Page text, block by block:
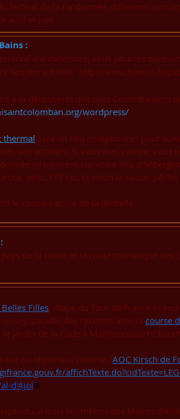
festival de la randonnée, différents
avril et juin.
:
d'architecture, vous pourrez
lieu durant l'été. http://www.luxeuil.fr/
à la découverte des sites
wordpress/
thermal sera un lieu exceptionnel pour
vos activités. Si vous êtes curiste, vous
se trouvent sur votre lieu
vélo, VTT etc. et selon la saison
le conservatoire de la dentelle.
pays de la cerise et la route touristique des
Filles, étape du Tour de France et
paradis des cyclistes avec la course
jardin de la Cude à Mailleroncourt-
ou régionaux comme l'AOC Kirsch de
d'Ajol®
à trois kilomètres des Maires